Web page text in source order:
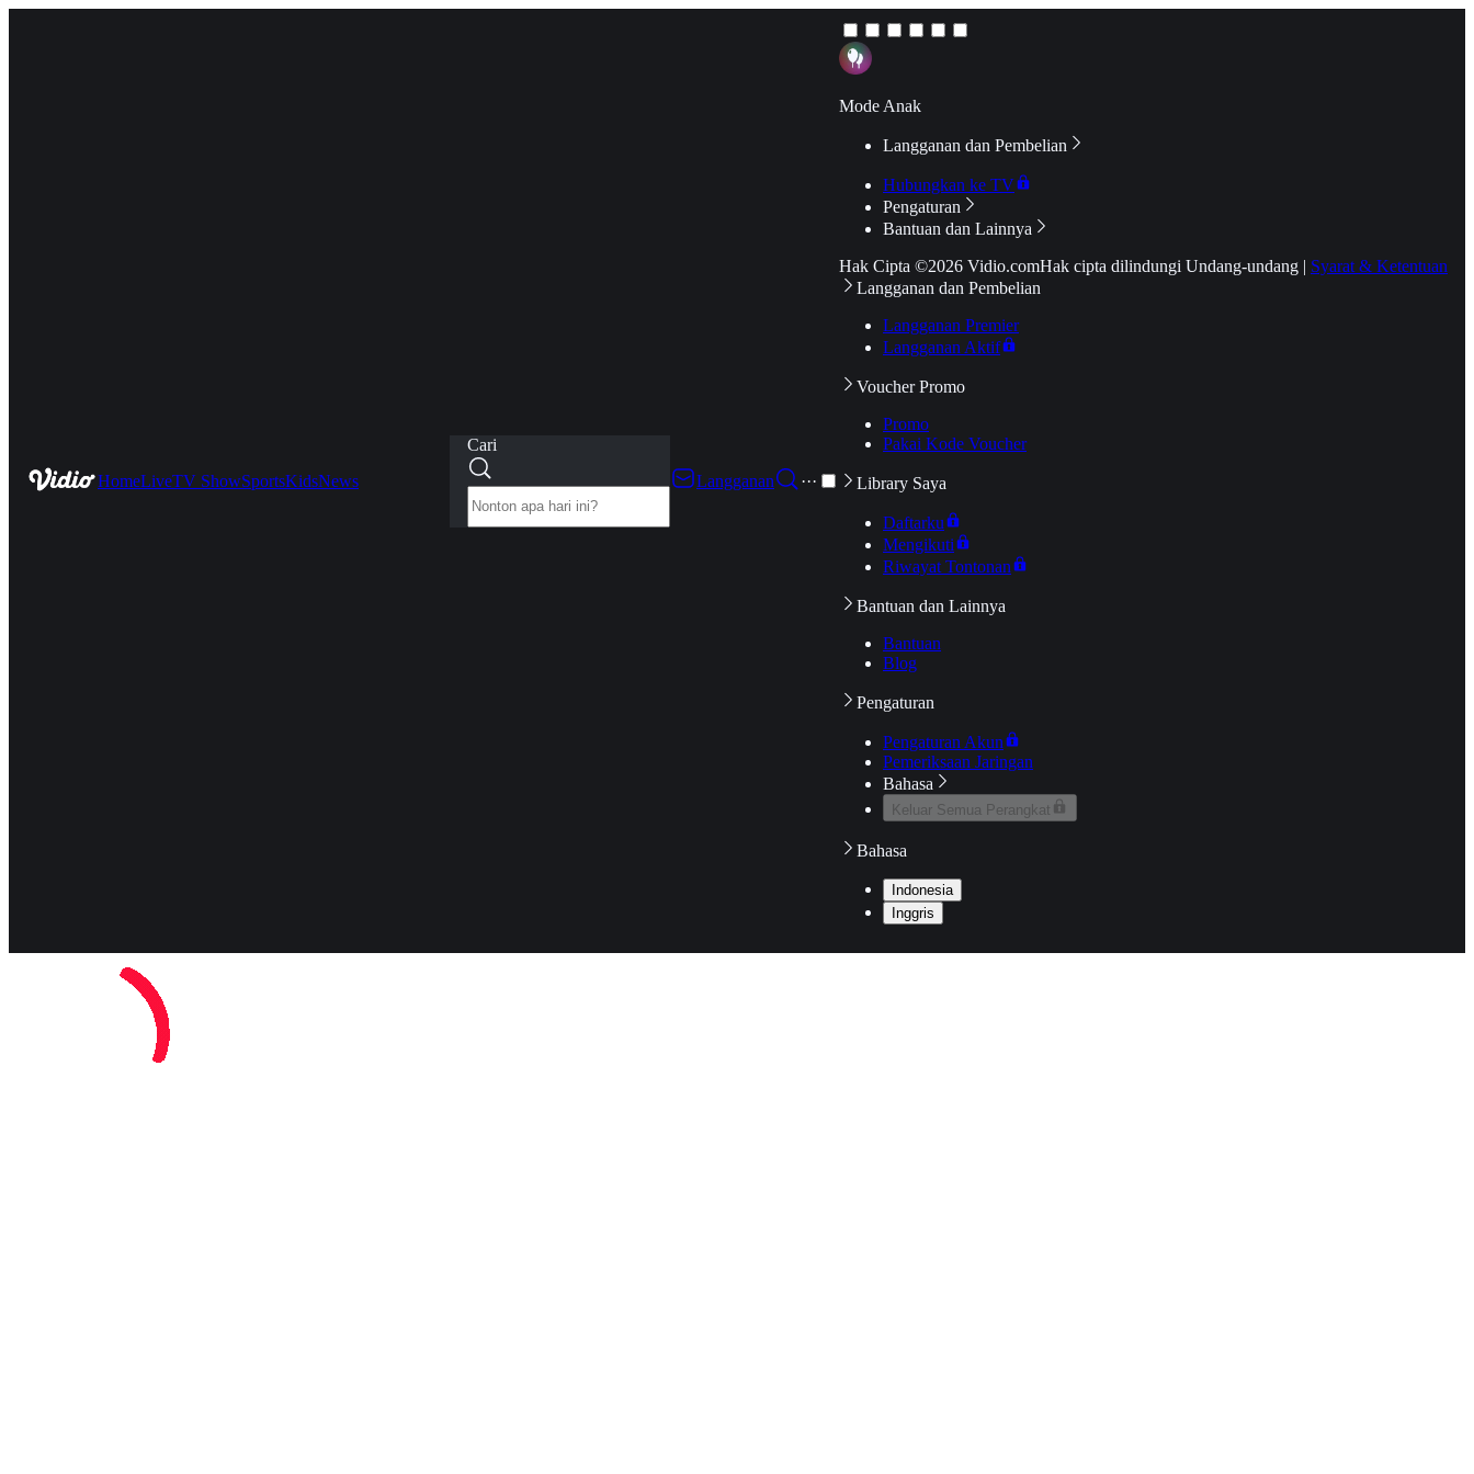
HomeLiveTV ShowSportsKidsNews
Cari
Langganan
···
Mode Anak
Langganan dan Pembelian
Hubungkan ke TV
Pengaturan
Bantuan dan Lainnya
Hak Cipta ©2026 Vidio.comHak cipta dilindungi Undang-undang | Syarat & Ketentuan
Langganan dan Pembelian
Langganan Premier
Langganan Aktif
Voucher Promo
Promo
Pakai Kode Voucher
Library Saya
Daftarku
Mengikuti
Riwayat Tontonan
Bantuan dan Lainnya
Bantuan
Blog
Pengaturan
Pengaturan Akun
Pemeriksaan Jaringan
Bahasa
Keluar Semua Perangkat
Bahasa
Indonesia
Inggris